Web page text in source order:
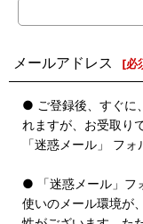
メールアドレス [必
● ご登録後、すぐに
れますが、お受取り
「迷惑メール」 フ
● 「迷惑メール」フ
使いのメール環境が